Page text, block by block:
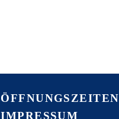
ÖFFNUNGSZEITEN
IMPRESSUM